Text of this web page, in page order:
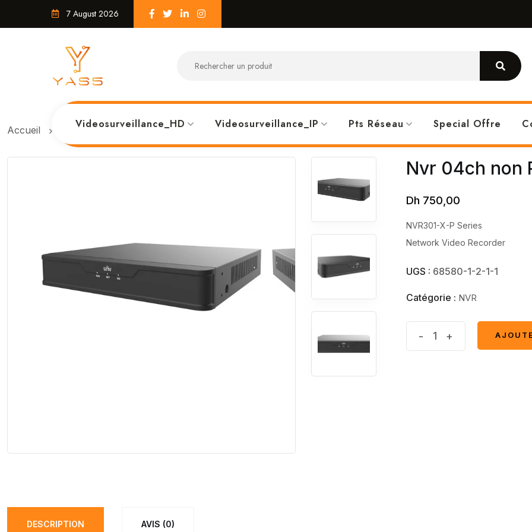
7 August 2026
Videosurveillance_HD Videosurveillance_IP Pts Réseau Special Offre
Accueil Nvr 04ch non POE 4K
Nvr 04ch non
Dh 750,00
NVR301-X-P Series
Network Video Recorder
UGS : 68580-1-2-1-1
Catégorie : NVR
- +
DESCRIPTION AVIS (0)